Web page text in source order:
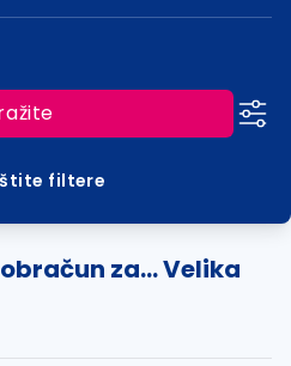
filtere
za... Velika